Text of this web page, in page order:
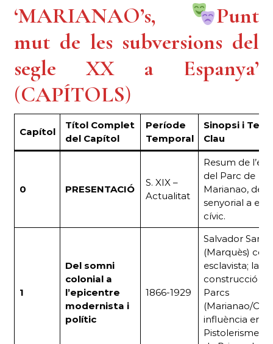
‘MARIANAO’s,
Punt
mut de les subversions del
segle XX a Espanya’
(CAPÍTOLS)
Capítol
Títol Complet
del Capítol
Període
Temporal
Sinopsi i
Clau
0 PRESENTACIÓ
S. XIX –
Actualitat
Resum de
del Parc de
Marianao, de
senyorial a
cívic.
1
Del somni
colonial a
l’epicentre
modernista i
polític
1866-1929
Salvador Samà
(Marquès)
esclavista; la
construcció
Parcs
(Marianao/
influència en el
Pistolerisme i